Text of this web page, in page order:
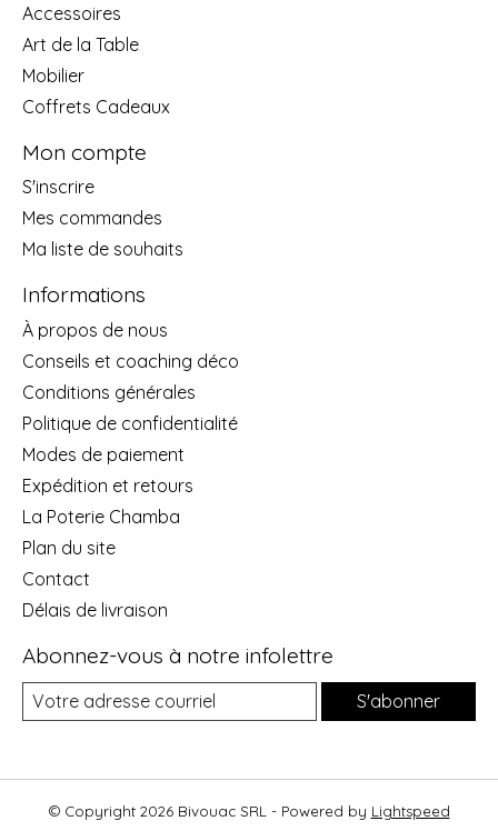
Accessoires
Art de la Table
Mobilier
Coffrets Cadeaux
Mon compte
S'inscrire
Mes commandes
Ma liste de souhaits
Informations
À propos de nous
Conseils et coaching déco
Conditions générales
Politique de confidentialité
Modes de paiement
Expédition et retours
La Poterie Chamba
Plan du site
Contact
Délais de livraison
Abonnez-vous à notre infolettre
S'abonner
© Copyright 2026 Bivouac SRL - Powered by Lightspeed